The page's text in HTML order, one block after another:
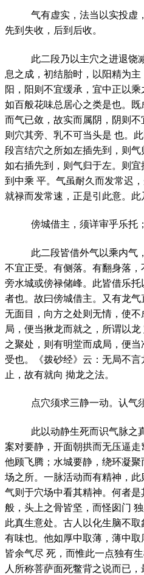
气有虚实，法当以实投虚
先到失收，后到后收。
此二段乃以主穴之进退饶
息之成，初结胎时，以阳精为
阳，阳则不宜缓承，宜中正以乘
如百般花味总居心之类是也。
而气已敛，故实而属阴，阴则
则穴其旁、乳不可当头是 也。
段言结穴之所如左插先到，则气
如右插先到，则气归于左。则
到中乘 平。气虽耐久而发常迟
就禄而发常速，正是引此意。此
傍城借主，须详审乎乐托
此二段皆借外气以乘内气
不宜正受。有侧落。有翻身落
旁水城或傍禄储峰。此皆借乐
者也。故曰傍城借主。又有龙
无面目，向方之处则无情，使
局，便当揪龙而就之，所谓以
之聚处，则有明堂而成局，便
受也。《拨砂经》云：无局不
止，故有就向 拗龙之法。
点穴须求三静一动。认气
此以动静生死而识气脉之
案对要静，开面朝拱而无压逼
他顾飞腾；水城要静，绕环凝
场之所。一脉活动而有精神，
气则于穴场中看其精神。何者
般，头上之骨皆坚，而怪囱门
此真生意处。古人以化生脑不
有味也。他如厚中取薄，薄中
皆余气尽 死，而惟此一点独有
人所称菩萨面死鳖背之说而已，